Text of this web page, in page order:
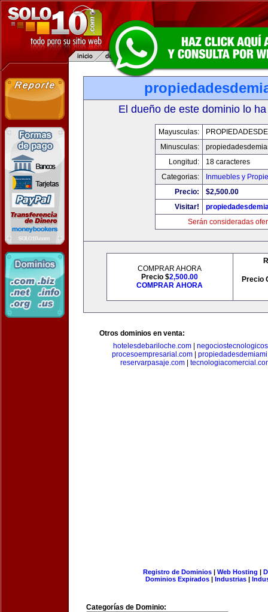
El dueño de este dominio lo
Mayusculas:
Minusculas:
Longitud:
18 caracteres
Categorias:
Inmuebles y
Precio:
$2,500.00
Visitar!
Serán consideradas
COMPRAR AHORA
Precio $2,500.00
COMPRAR AHORA
Precio
Otros dominios en venta:
hotelesdebariloche.com
procesoempresarial.com|
reservarpasaje.com
Registro de Dominios| Web Hosting |
Dominios Expirados | Industrias |
Categorías de Dominio: